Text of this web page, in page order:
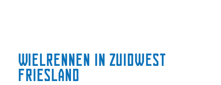
Wielrennen in Zuidwest
Friesland